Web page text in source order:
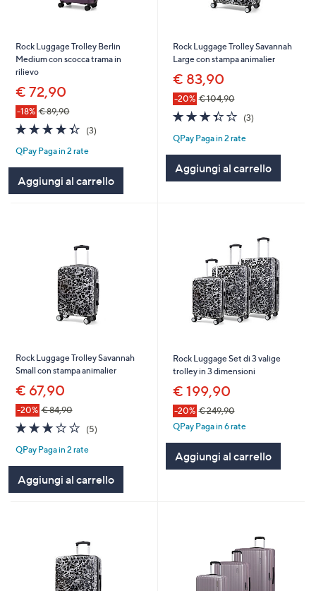
Rock Luggage Trolley Berlin
Medium con scocca trama in
rilievo
€ 72,90
-18% € 89,90
4.3
of
5
(3)
QPay Paga in 2 rate
Aggiungi al carrello
Rock Luggage Trolley Savannah
Large con stampa animalier
€ 83,90
-20% € 104,90
3.3
of
5
(3)3
QPay Paga in 2 rate
Aggiungi al carrello
Rock Luggage Trolley Savannah
Small con stampa animalier
€ 67,90
-20% € 84,90
3.0
of
5
(5)
QPay Paga in 2 rate
Aggiungi al carrello
Rock Luggage Set di 3 valige
trolley in 3 dimensioni
€ 199,90
-20% € 249,90
QPay Paga in 6 rate
Aggiungi al carrello